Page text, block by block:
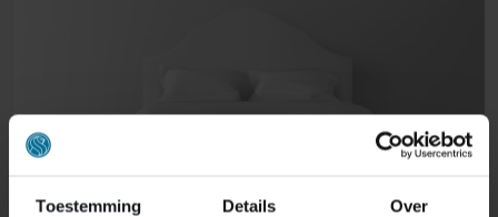
Toestemming Details Over